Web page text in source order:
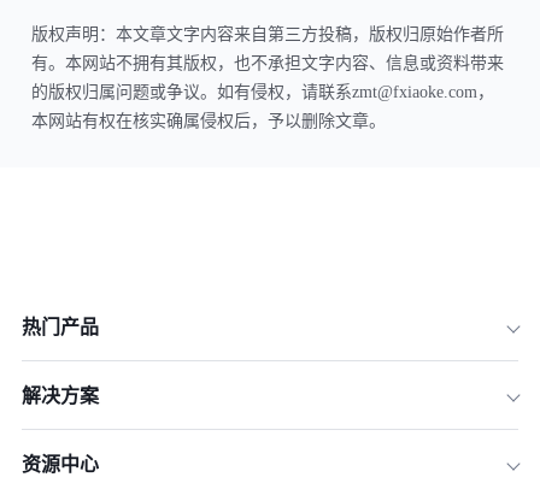
版权声明：本文章文字内容来自第三方投稿，版权归原始作者所
有。本网站不拥有其版权，也不承担文字内容、信息或资料带来
的版权归属问题或争议。如有侵权，请联系zmt@fxiaoke.com，
本网站有权在核实确属侵权后，予以删除文章。
热门产品
解决方案
资源中心